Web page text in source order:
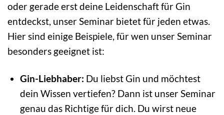
oder gerade erst deine Leidenschaft für Gin
entdeckst, unser Seminar bietet für jeden etwas.
Hier sind einige Beispiele, für wen unser Seminar
besonders geeignet ist:
Gin-Liebhaber: Du liebst Gin und möchtest
dein Wissen vertiefen? Dann ist unser Seminar
genau das Richtige für dich. Du wirst neue